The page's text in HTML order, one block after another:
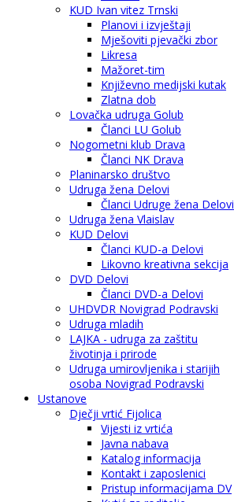
KUD Ivan vitez Trnski
Planovi i izvještaji
Mješoviti pjevački zbor
Likresa
Mažoret-tim
Književno medijski kutak
Zlatna dob
Lovačka udruga Golub
Članci LU Golub
Nogometni klub Drava
Članci NK Drava
Planinarsko društvo
Udruga žena Delovi
Članci Udruge žena Delovi
Udruga žena Vlaislav
KUD Delovi
Članci KUD-a Delovi
Likovno kreativna sekcija
DVD Delovi
Članci DVD-a Delovi
UHDVDR Novigrad Podravski
Udruga mladih
LAJKA - udruga za zaštitu
životinja i prirode
Udruga umirovljenika i starijih
osoba Novigrad Podravski
Ustanove
Dječji vrtić Fijolica
Vijesti iz vrtića
Javna nabava
Katalog informacija
Kontakt i zaposlenici
Pristup informacijama DV